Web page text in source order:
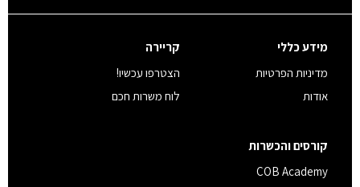
מידע כללי
מדיניות הפרטיות
אודות
קריירה
הצטרפו עכשיו!
לוח משרות חכם
קורסים והכשרות
COB Academy